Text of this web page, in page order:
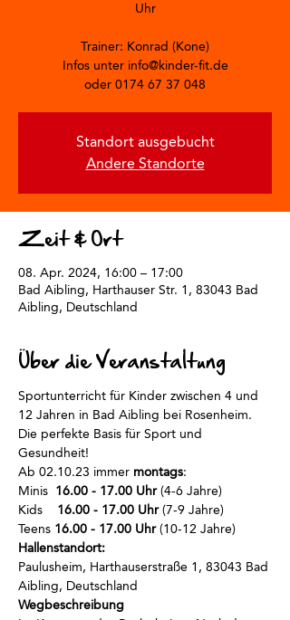
Uhr
Trainer: Konrad (Kone)
Infos unter info@kinder-fit.de
oder 0174 67 37 048
Standort ausgebucht
Andere Standorte
Zeit & Ort
08. Apr. 2024, 16:00 – 17:00
Bad Aibling, Harthauser Str. 1, 83043 Bad
Aibling, Deutschland
Über die Veranstaltung
Sportunterricht für Kinder zwischen 4 und
12 Jahren in Bad Aibling bei Rosenheim.
Die perfekte Basis für Sport und
Gesundheit!
Ab 02.10.23 immer montags:
Minis 16.00 - 17.00 Uhr (4-6 Jahre)
Kids 16.00 - 17.00 Uhr (7-9 Jahre)
Teens 16.00 - 17.00 Uhr (10-12 Jahre)
Hallenstandort:
Paulusheim, Harthauserstraße 1, 83043 Bad
Aibling, Deutschland
Wegbeschreibung